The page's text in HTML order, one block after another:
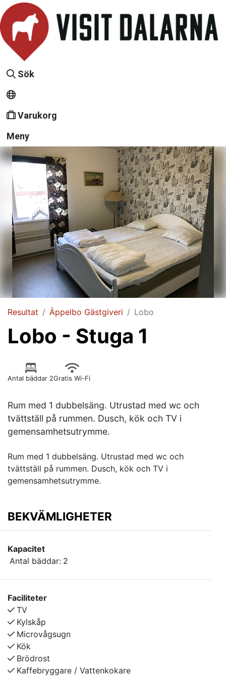
Sök
Varukorg
Meny
Resultat Äppelbo Gästgiveri Lobo
Lobo - Stuga 1
Antal bäddar 2Gratis Wi-Fi
Rum med 1 dubbelsäng. Utrustad med wc och
tvättställ på rummen. Dusch, kök och TV i
gemensamhetsutrymme.
Rum med 1 dubbelsäng. Utrustad med wc och
tvättställ på rummen. Dusch, kök och TV i
gemensamhetsutrymme.
BEKVÄMLIGHETER
Kapacitet
Antal bäddar: 2
Faciliteter
TV
Kylskåp
Microvågsugn
Kök
Brödrost
Kaffebryggare / Vattenkokare